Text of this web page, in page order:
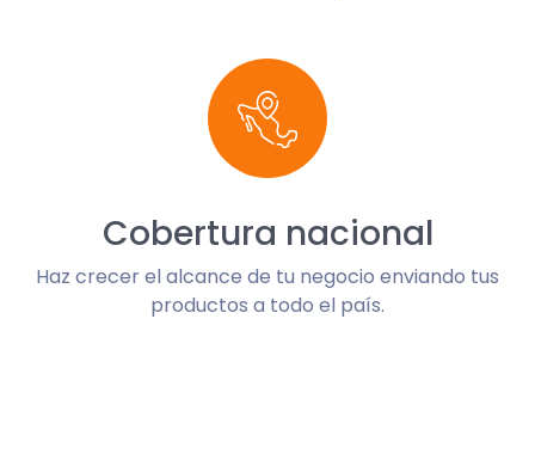
Cobertura nacional
Haz crecer el alcance de tu negocio enviando tus
productos a todo el país.